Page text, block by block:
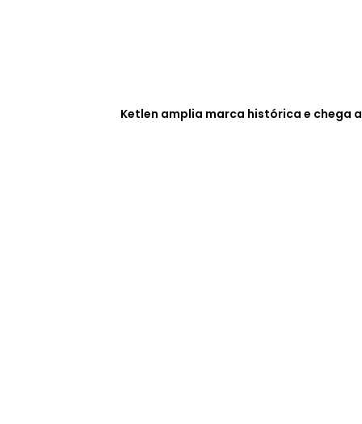
Ketlen amplia marca histórica e chega